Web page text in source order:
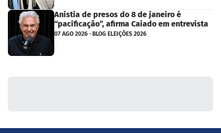
Anistia de presos do 8 de janeiro é
“pacificação”, afirma Caiado em entrevista
07 AGO 2026 · BLOG ELEIÇÕES 2026